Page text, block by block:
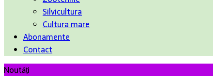
Silvicultura
Cultura mare
Abonamente
Contact
Noutăți